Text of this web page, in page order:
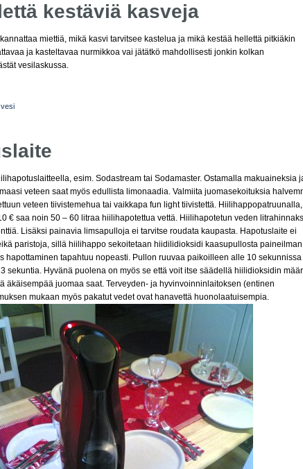
kestäviä kasveja
miettiä, mikä kasvi tarvitsee kastelua ja mikä kestää hellettä pitkiäkin
ja kasteltavaa nurmikkoa vai jätätkö mahdollisesti jonkin kolkan
vesilaskussa.
vesi
esim. Sodastream tai Sodamaster. Ostamalla makuaineksia
veteen saat myös edullista limonaadia. Valmiita juomasekoituksia
veteen tiivistemehua tai vaikkapa fun light tiivistettä.
€ saa noin 50 – 60 litraa hiilihapotettua vettä. Hiilihapotetun veden
Lisäksi painavia limsapulloja ei tarvitse roudata kaupasta. Hapotuslaite ei
paristoja, sillä hiilihappo sekoitetaan hiidilidioksidi kaasupullosta paineilman
hapottaminen tapahtuu nopeasti. Pullon ruuvaa paikoilleen alle 10 sekunnissa
sekuntia. Hyvänä puolena on myös se että voit itse säädellä hiilidioksidin
äkäisempää juomaa saat. Terveyden- ja hyvinvoinninlaitoksen (entinen
mukaan myös pakatut vedet ovat hanavettä huonolaatuisempia.